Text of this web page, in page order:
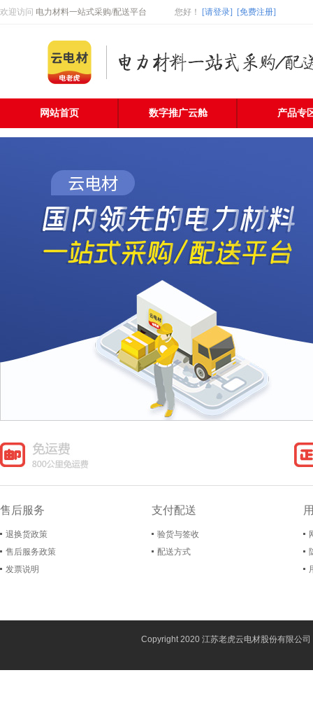
欢迎访问 电力材料一站式采购/配送平台 您好 ！ [请登录] [免费注册]
网站首页 数字推广云舱 产品专
售后服务
退换货政策
售后服务政策
发票说明
支付配送
验货与签收
配送方式
Copyright 2020 江苏老虎云电材股份有限公